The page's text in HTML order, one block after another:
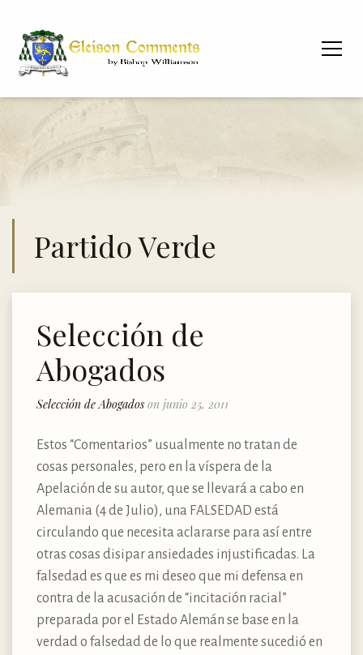
Partido Verde
Selección de
Abogados
Selección de Abogados on junio 25, 2011
Estos “Comentarios” usualmente no tratan de
cosas personales, pero en la víspera de la
Apelación de su autor, que se llevará a cabo en
Alemania (4 de Julio), una FALSEDAD está
circulando que necesita aclararse para así entre
otras cosas disipar ansiedades injustificadas. La
falsedad es que es mi deseo que mi defensa en
contra de la acusación de “incitación racial”
preparada por el Estado Alemán se base en la
verdad o falsedad de lo que realmente sucedió en